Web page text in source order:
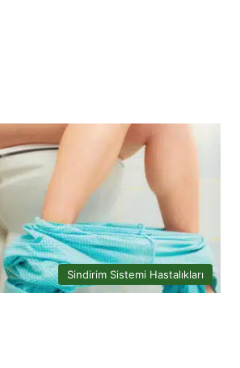
Sindirim Sistemi Hastalıkları